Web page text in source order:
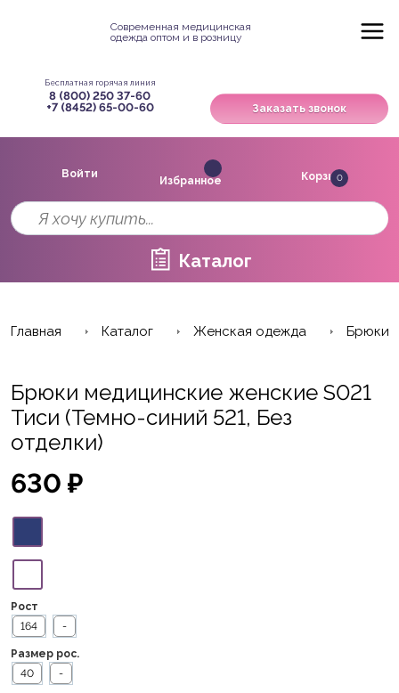
Современная медицинская
одежда оптом и в розницу
Бесплатная горячая линия
8 (800) 250 37-60
+7 (8452) 65-00-60
Заказать звонок
Каталог
Войти
Избранное 0
Корзина
Главная Каталог Женская одежда Брюки
Брюки медицинские женские S021
Тиси (Темно-синий 521, Без
отделки)
630 ₽
Рост
164
-
Размер рос.
40
-